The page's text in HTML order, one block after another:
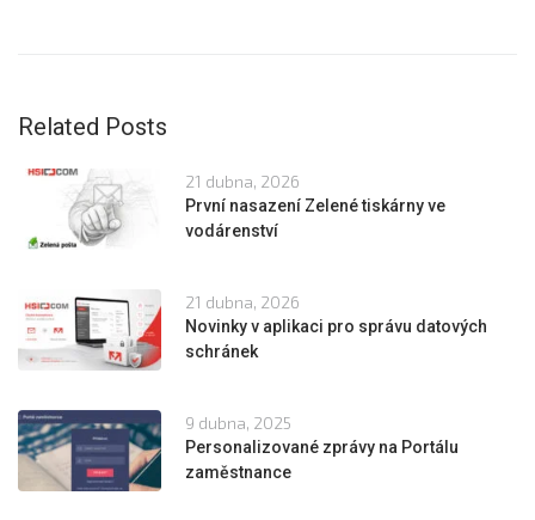
Related Posts
21 dubna, 2026
První nasazení Zelené tiskárny ve
vodárenství
21 dubna, 2026
Novinky v aplikaci pro správu datových
schránek
9 dubna, 2025
Personalizované zprávy na Portálu
zaměstnance